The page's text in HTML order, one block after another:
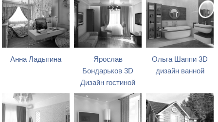
Анна Ладыгина
Ярослав
Бондарьков 3D
Дизайн гостиной
Ольга Шаппи 3D
дизайн ванной